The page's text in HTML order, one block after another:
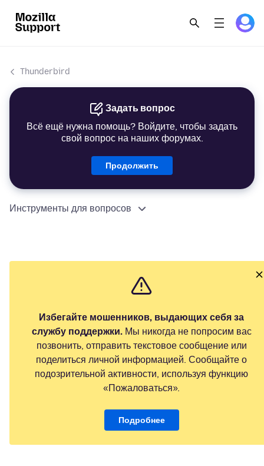
Thunderbird
Задать вопрос
Всё ещё нужна помощь? Войдите, чтобы задать
свой вопрос на наших форумах.
Продолжить
Инструменты для вопросов
Избегайте мошенников, выдающих себя за
службу поддержки.Мы никогда не попросим вас
позвонить, отправить текстовое сообщение или
поделиться личной информацией. Сообщайте о
подозрительной активности, используя функцию
«Пожаловаться».
Подробнее